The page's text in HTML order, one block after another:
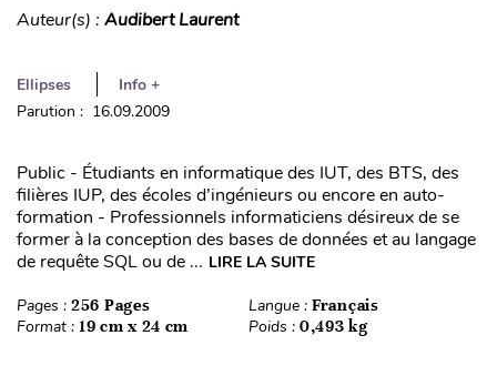
Auteur(s) : Audibert Laurent
Ellipses
Info +
Parution : 16.09.2009
Public - Étudiants en informatique des IUT, des BTS, des
filières IUP, des écoles d’ingénieurs ou encore en auto-
formation - Professionnels informaticiens désireux de se
former à la conception des bases de données et au langage
de requête SQL ou de ... LIRE LA SUITE
Pages : 256 Pages Langue : Français
Format : 19 cm x 24 cm Poids : 0,493 kg